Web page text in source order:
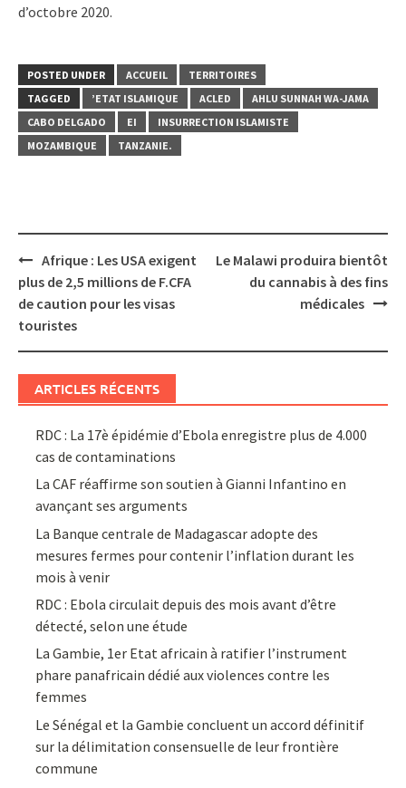
d’octobre 2020.
POSTED UNDER ACCUEIL
TERRITOIRES
TAGGED
’ETAT ISLAMIQUE ACLED
AHLU SUNNAH WA-JAMA
CABO DELGADO
EI
INSURRECTION ISLAMISTE
MOZAMBIQUE
TANZANIE.
Post
navigation
Afrique : Les USA exigent
plus de 2,5 millions de F.CFA
de caution pour les visas
touristes
Le Malawi produira bientôt
du cannabis à des fins
médicales
ARTICLES RÉCENTS
RDC : La 17è épidémie d’Ebola enregistre plus de 4.000
cas de contaminations
La CAF réaffirme son soutien à Gianni Infantino en
avançant ses arguments
La Banque centrale de Madagascar adopte des
mesures fermes pour contenir l’inflation durant les
mois à venir
RDC : Ebola circulait depuis des mois avant d’être
détecté, selon une étude
La Gambie, 1er Etat africain à ratifier l’instrument
phare panafricain dédié aux violences contre les
femmes
Le Sénégal et la Gambie concluent un accord définitif
sur la délimitation consensuelle de leur frontière
commune